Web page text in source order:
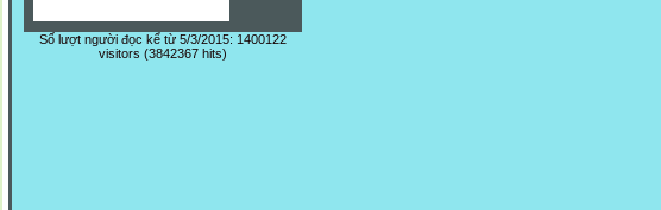
Số lượt người đọc kể từ 5/3/2015: 1400122
visitors (3842367 hits)